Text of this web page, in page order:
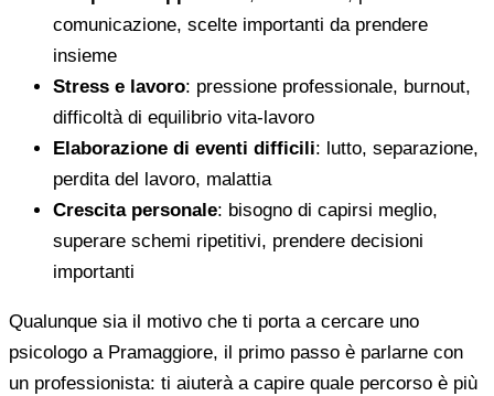
comunicazione, scelte importanti da prendere
insieme
Stress e lavoro: pressione professionale, burnout,
difficoltà di equilibrio vita-lavoro
Elaborazione di eventi difficili: lutto, separazione,
perdita del lavoro, malattia
Crescita personale: bisogno di capirsi meglio,
superare schemi ripetitivi, prendere decisioni
importanti
Qualunque sia il motivo che ti porta a cercare uno
psicologo a Pramaggiore, il primo passo è parlarne con
un professionista: ti aiuterà a capire quale percorso è più